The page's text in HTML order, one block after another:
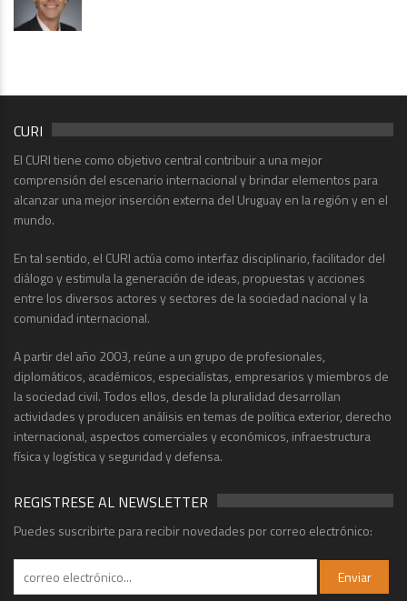
CURI
El CURI tiene como objetivo central contribuir a una mejor
comprensión del escenario internacional y brindar elementos para
alcanzar una mejor inserción externa del Uruguay en la región y en el
mundo.
En tal sentido, el CURI actúa como interfaz disciplinario, facilitador del
diálogo y estimula la generación de ideas, propuestas y acciones
entre los diversos actores y sectores de la sociedad nacional y la
comunidad internacional.
A partir del año 2003, reúne a un grupo de profesionales,
diplomáticos, académicos, especialistas, empresarios y miembros de
la sociedad civil. Todos ellos, desde la pluralidad desarrollan
actividades y producen análisis en temas de política exterior, derecho
internacional, aspectos comerciales y económicos, infraestructura
física y logística y seguridad y defensa.
REGISTRESE AL NEWSLETTER
Puedes suscribirte para recibir novedades por correo electrónico: